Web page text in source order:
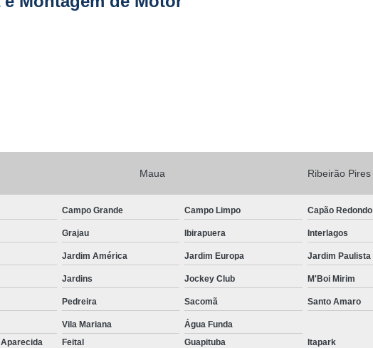
Maua Ribeirão Pires
Campo Grande Campo Limpo Capão Redondo
Grajau Ibirapuera Interlagos
Jardim América Jardim Europa Jardim Paulista
Jardins Jockey Club M'Boi Mirim
Pedreira Sacomã Santo Amaro
Vila Mariana
Água Funda
Feital Guapituba Itapark